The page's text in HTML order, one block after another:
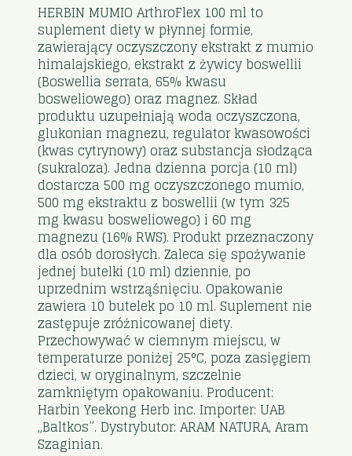
HERBIN MUMIO ArthroFlex 100 ml to
suplement diety w płynnej formie,
zawierający oczyszczony ekstrakt z mumio
himalajskiego, ekstrakt z żywicy boswellii
(Boswellia serrata, 65% kwasu
bosweliowego) oraz magnez. Skład
produktu uzupełniają woda oczyszczona,
glukonian magnezu, regulator kwasowości
(kwas cytrynowy) oraz substancja słodząca
(sukraloza). Jedna dzienna porcja (10 ml)
dostarcza 500 mg oczyszczonego mumio,
500 mg ekstraktu z boswellii (w tym 325
mg kwasu bosweliowego) i 60 mg
magnezu (16% RWS). Produkt przeznaczony
dla osób dorosłych. Zaleca się spożywanie
jednej butelki (10 ml) dziennie, po
uprzednim wstrząśnięciu. Opakowanie
zawiera 10 butelek po 10 ml. Suplement nie
zastępuje zróżnicowanej diety.
Przechowywać w ciemnym miejscu, w
temperaturze poniżej 25°C, poza zasięgiem
dzieci, w oryginalnym, szczelnie
zamkniętym opakowaniu. Producent:
Harbin Yeekong Herb inc. Importer: UAB
„Baltkos”. Dystrybutor: ARAM NATURA, Aram
Szaginian.